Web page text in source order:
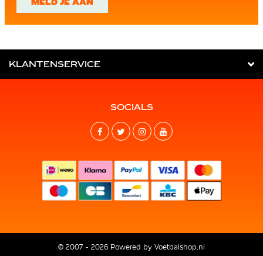
MELD JE AAN
KLANTENSERVICE
SOCIALS
© 2007 - 2026 Powered by Voetbalshop.nl